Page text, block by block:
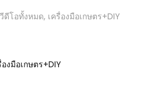
CATEGORY:
วีดีโอทั้งหมด, เครื่องมือเกษตร+DIY
องมือเกษตร+DIY